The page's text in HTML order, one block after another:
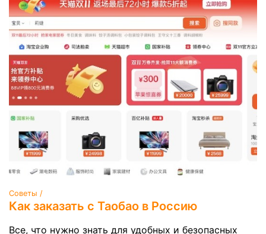
Советы /
Как заказать с Таобао в Россию
Все, что нужно знать для удобных и безопасных